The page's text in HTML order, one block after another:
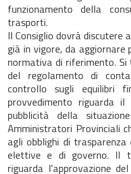
funzionamento della
trasporti.
Il Consiglio dovrà discutere
già in vigore, da
normativa di riferimento.
del regolamento di
controllo sugli equilibri
provvedimento riguarda
pubblicità della
Amministratori Provinciali
agli obblighi di
elettive e di governo. Il
riguarda l'approvazione